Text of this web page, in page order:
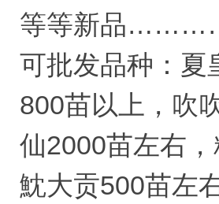
等等新品
可批发品种：夏
800苗以上，吹
仙2000苗左右
魫大贡500苗左